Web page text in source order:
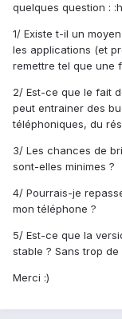
quelques question :
1/ Existe t-il un
les applications (et
remettre tel que une
2/ Est-ce que le fait
peut entrainer des
téléphoniques, du
3/ Les chances de
sont-elles minimes ?
4/ Pourrais-je
mon téléphone ?
5/ Est-ce que la
stable ? Sans trop de
Merci :)